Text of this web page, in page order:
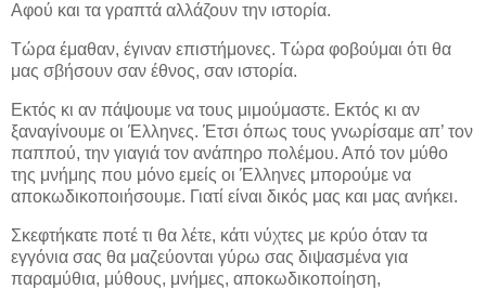
Αφού και τα γραπτά αλλάζουν την ιστορία.
Τώρα έμαθαν, έγιναν επιστήμονες. Τώρα φοβούμαι ότι θα
μας σβήσουν σαν έθνος, σαν ιστορία.
Εκτός κι αν πάψουμε να τους μιμούμαστε. Εκτός κι αν
ξαναγίνουμε οι Έλληνες. Έτσι όπως τους γνωρίσαμε απ’ τον
παππού, την γιαγιά τον ανάπηρο πολέμου. Από τον μύθο
της μνήμης που μόνο εμείς οι Έλληνες μπορούμε να
αποκωδικοποιήσουμε. Γιατί είναι δικός μας και μας ανήκει.
Σκεφτήκατε ποτέ τι θα λέτε, κάτι νύχτες με κρύο όταν τα
εγγόνια σας θα μαζεύονται γύρω σας διψασμένα για
παραμύθια, μύθους, μνήμες, αποκωδικοποίηση,